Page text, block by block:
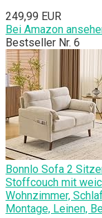
249,99 EUR
Bei Amazon
Bestseller Nr. 6
Bonnlo Sofa 2
Stoffcouch mit
Wohnzimmer,
Montage, Leinen,